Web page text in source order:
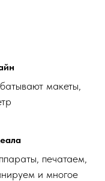
макеты,
печатаем,
и многое